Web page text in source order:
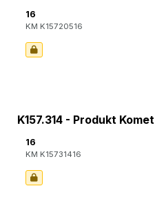
16
KM K15720516
K157.314 - Produkt Komet
16
KM K15731416